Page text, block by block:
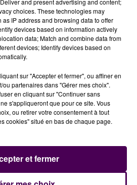
pas la réouverture
mais qui aimerait
de l’apprentissage soit
par le gouvernement. Sinon, il
une jeunesse qui sera
choices. These technologies may
IP address and browsing data to offer
devices based on information actively
data; Match and combine data from
devices; Identify devices based on
sur "Accepter et fermer", ou affiner en
partenaires dans "Gérer mes choix".
en cliquant sur "Continuer sans
s'appliqueront que pour ce site. Vous
ou retirer votre consentement à tout
cookies" situé en bas de chaque page.
et fermer